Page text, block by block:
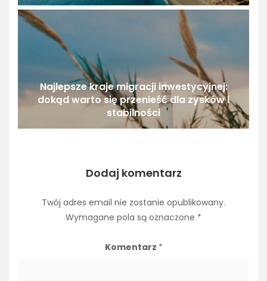
Najlepsze kraje migracji inwestycyjnej:
dokąd warto się przenieść dla zysków i
stabilności
Dodaj komentarz
Twój adres email nie zostanie opublikowany.
Wymagane pola są oznaczone *
Komentarz *